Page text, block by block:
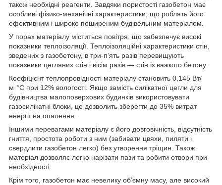
також необхідні реагенти. Завдяки пористості газобетон має
особливі фізико-механічні характеристики, що роблять його
ефективним і широко поширеним будівельним матеріалом.
У порах матеріалу міститься повітря, що забезпечує високі
показники теплоізоляції. Теплоізоляційні характеристики стін,
зведених з газобетону, в три-п’ять разів перевищують
показники цегляних стін і вісім разів — стін із важкого бетону.
Коефіцієнт теплопровідності матеріалу становить 0,145 Вт/
м·°С при 12% вологості. Якщо замість силікатної цегли для
будівництва малоповерхових будинків використовувати
газосилікатні блоки, це дозволить зберегти до 35% витрат
енергії на опалення.
Іншими перевагами матеріалу є його довговічність, відсутність
гниття, простота роботи з ним (забивати цвяхи, пиляти і
свердлити газобетон легко) без утворення тріщин. Також
матеріал дозволяє легко нарізати пази та робити отвори при
необхідності.
Крім того, газобетон має невелику об’ємну масу, але високий